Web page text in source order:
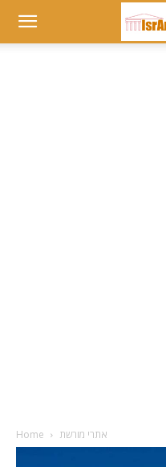
Museum
Home אתרי מורשת